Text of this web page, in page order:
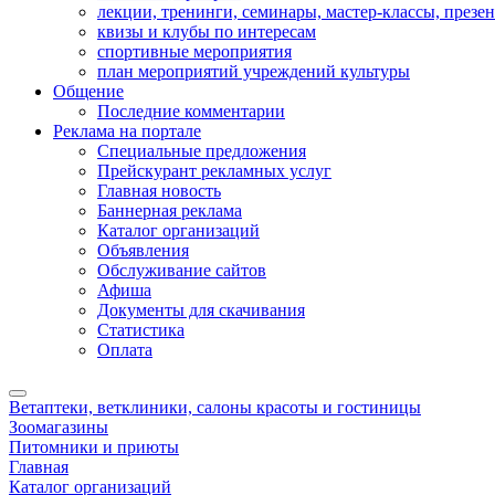
лекции, тренинги, семинары, мастер-классы,
квизы и клубы по интересам
спортивные мероприятия
план мероприятий учреждений культуры
Общение
Последние комментарии
Реклама на портале
Специальные предложения
Прейскурант рекламных услуг
Главная новость
Баннерная реклама
Каталог организаций
Объявления
Обслуживание сайтов
Афиша
Документы для скачивания
Статистика
Оплата
Ветаптеки, ветклиники, салоны красоты и гостиницы
Зоомагазины
Питомники и приюты
Главная
Каталог организаций